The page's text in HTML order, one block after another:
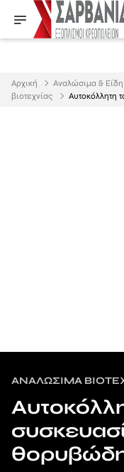
Αρχική Αναλώσιμα &
βιοτεχνίας
Αυτοκόλλητη
AΝΑΛΏΣΙΜΑ